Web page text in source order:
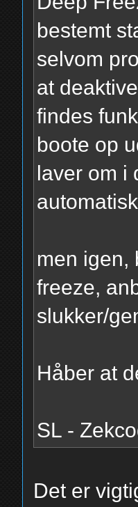
bestemt
selvom
at
findes
boote op
laver om i
men igen,
freeze,
slukker/
Håber at
SL -
Det er